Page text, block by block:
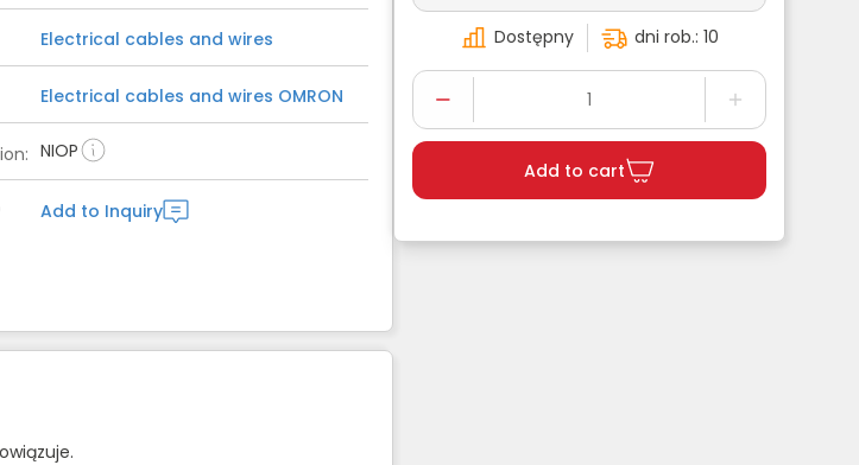
Electrical cables and wires
Electrical cables and wires OMRON
: NIOP
Add to Inquiry
Dostępny dni rob.: 10
Add to cart